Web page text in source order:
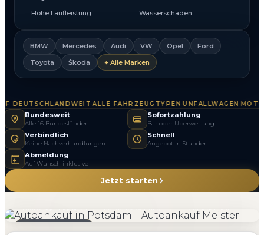
Hohe Laufleistung
Wasserschaden
BMW Mercedes Audi VW Opel
Ford
Toyota
Škoda + Alle Marken
DEUTSCHLANDWEITALLE FAHRZEUGTYPEN·UNFALLWAGEN·
Bundesweit
Alle 16 Bundesländer
Sofortzahlung
Bar oder Überweisung
Verbindlich
Keine Nachverhandlungen
Schnell
Angebot in Stunden
Abmeldung
Auf Wunsch inklusive
Jetzt starten